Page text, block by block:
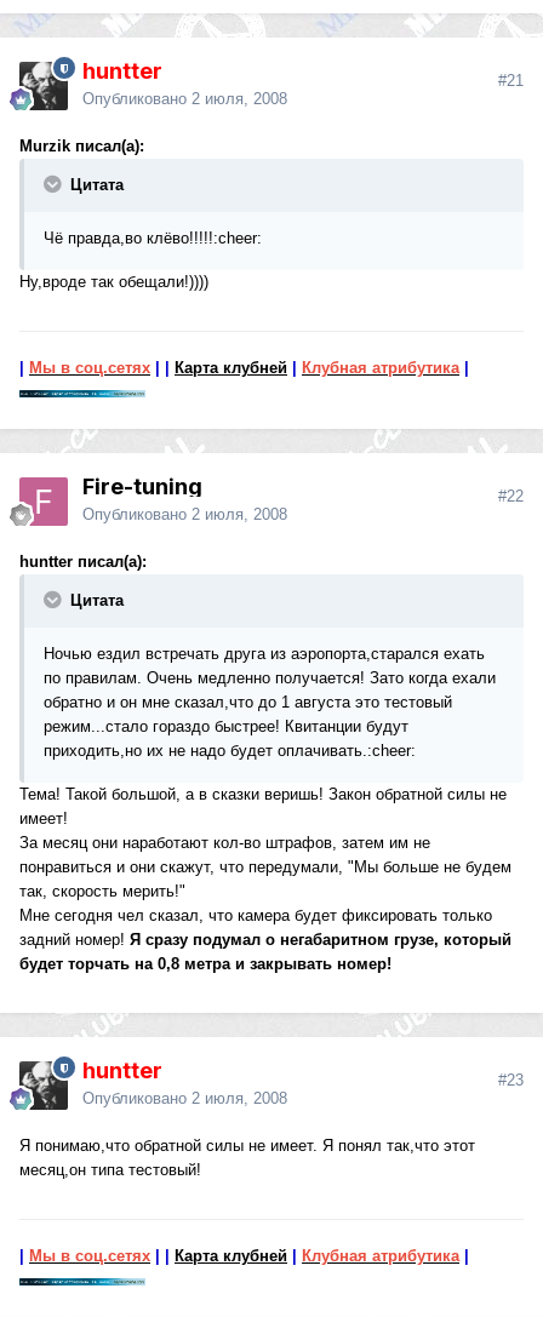
huntter
Опубликовано 2 июля, 2008
#21
Murzik писал(а):
Цитата
Чё правда,во клёво!!!!!:cheer:
Ну,вроде так обещали!))))
Мы в соц.сетях Карта клубней Клубная атрибутика|
Fire-tuning
Опубликовано 2 июля, 2008
#22
huntter писал(а):
Цитата
Ночью ездил встречать друга из аэропорта,старался ехать
по правилам. Очень медленно получается! Зато когда ехали
обратно и он мне сказал,что до 1 августа это тестовый
режим...стало гораздо быстрее! Квитанции будут
приходить,но их не надо будет оплачивать.:cheer:
Тема! Такой большой, а в сказки веришь! Закон обратной силы не
имеет!
За месяц они наработают кол-во штрафов, затем им не
понравиться и они скажут, что передумали, "Мы больше не будем
так, скорость мерить!"
Мне сегодня чел сказал, что камера будет фиксировать только
задний номер! Я сразу подумал о негабаритном грузе, который
будет торчать на 0,8 метра и закрывать номер!
huntter
Опубликовано 2 июля, 2008
#23
Я понимаю,что обратной силы не имеет. Я понял так,что этот
месяц,он типа тестовый!
Мы в соц.сетях Карта клубней Клубная атрибутика|